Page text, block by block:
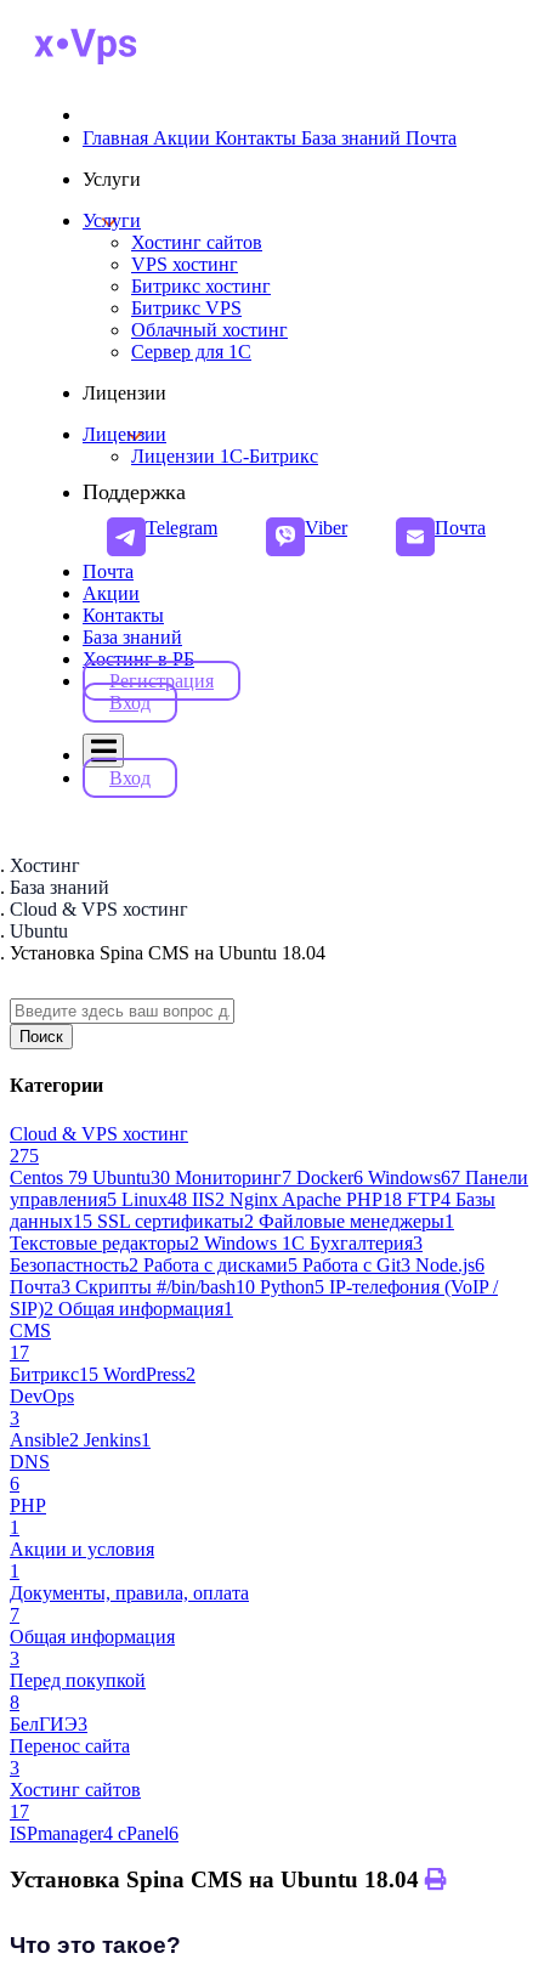
Главная Акции Контакты База знаний Почта
Услуги
Услуги
Хостинг сайтов
VPS хостинг
Битрикс хостинг
Битрикс VPS
Облачный хостинг
Cервер для 1С
Лицензии
Лицензии
Лицензии 1С-Битрикс
Поддержка
Telegram Viber Почта
Почта
Акции
Контакты
База знаний
Хостинг в РБ
Регистрация
Вход
Вход
Хостинг
База знаний
Cloud & VPS хостинг
Ubuntu
Установка Spina CMS на Ubuntu 18.04
Поиск
Категории
Cloud & VPS хостинг
275
Centos 79 Ubuntu30 Мониторинг7 Docker6 Windows67 Панели
управления5 Linux48 IIS2 Nginx Apache PHP18 FTP4 Базы
данных15 SSL сертификаты2 Файловые менеджеры1
Текстовые редакторы2 Windows 1С Бухгалтерия3
Безопастность2 Работа с дисками5 Работа с Git3 Node.js6
Почта3 Cкрипты #/bin/bash10 Python5 IP-телефония (VoIP /
SIP)2 Общая информация1
CMS
17
Битрикс15 WordPress2
DevOps
3
Ansible2 Jenkins1
DNS
6
PHP
1
Акции и условия
1
Документы, правила, оплата
7
Общая информация
3
Перед покупкой
8
БелГИЭ3
Перенос сайта
3
Хостинг сайтов
17
ISPmanager4 cPanel6
Установка Spina CMS на Ubuntu 18.04
Что это такое?